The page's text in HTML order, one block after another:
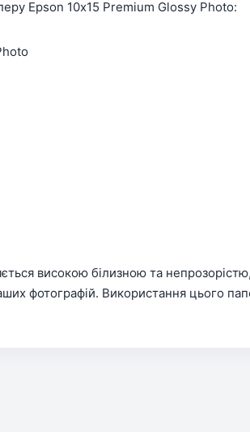
Epson 10х15 Premium Glossy Photo:
високою білизною та
фотографій. Використання цього